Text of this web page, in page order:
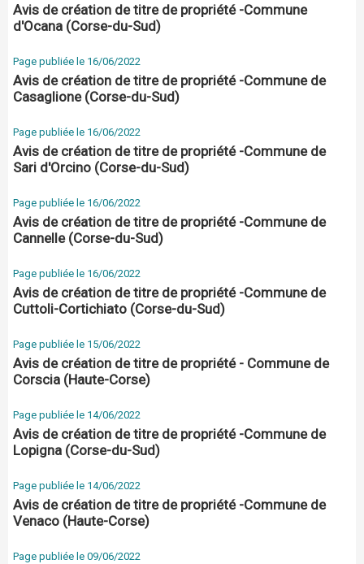
Avis de création de titre de propriété -Commune
d'Ocana (Corse-du-Sud)
Page publiée le 16/06/2022
Avis de création de titre de propriété -Commune de
Casaglione (Corse-du-Sud)
Page publiée le 16/06/2022
Avis de création de titre de propriété -Commune de
Sari d'Orcino (Corse-du-Sud)
Page publiée le 16/06/2022
Avis de création de titre de propriété -Commune de
Cannelle (Corse-du-Sud)
Page publiée le 16/06/2022
Avis de création de titre de propriété -Commune de
Cuttoli-Cortichiato (Corse-du-Sud)
Page publiée le 15/06/2022
Avis de création de titre de propriété - Commune de
Corscia (Haute-Corse)
Page publiée le 14/06/2022
Avis de création de titre de propriété -Commune de
Lopigna (Corse-du-Sud)
Page publiée le 14/06/2022
Avis de création de titre de propriété -Commune de
Venaco (Haute-Corse)
Page publiée le 09/06/2022